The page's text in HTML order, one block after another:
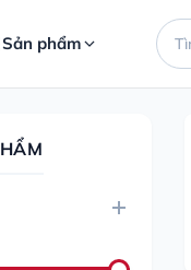
Sản phẩm
Tìm
kiếm: